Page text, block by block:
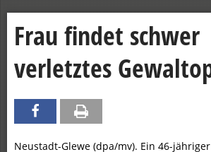
Frau findet schwer
verletztes
Neustadt-Glewe (dpa/mv). Ein 46-